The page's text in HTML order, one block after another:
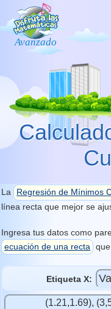
La Regresión de Mínimos
línea recta que mejor se
Ingresa tus datos como
ecuación de una recta
Etiqueta X: